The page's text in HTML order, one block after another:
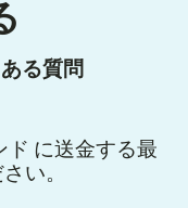
る質問
ド に送金する最
い。